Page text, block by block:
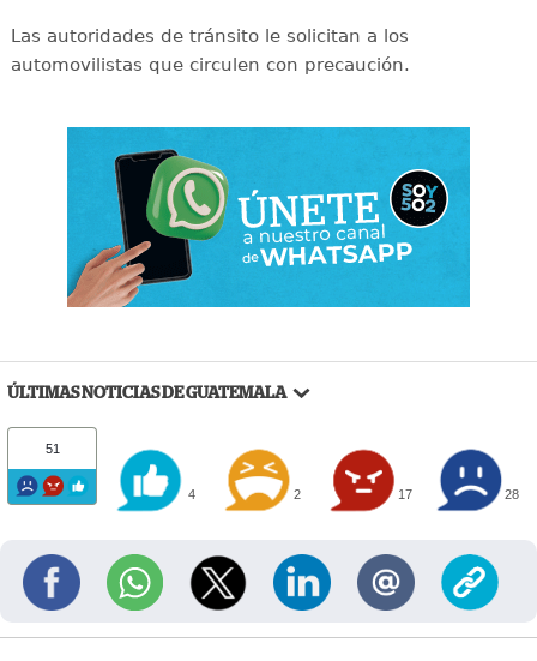
Las autoridades de tránsito le solicitan a los
automovilistas que circulen con precaución.
ÚLTIMAS NOTICIAS DE GUATEMALA
51
4 2 17 28